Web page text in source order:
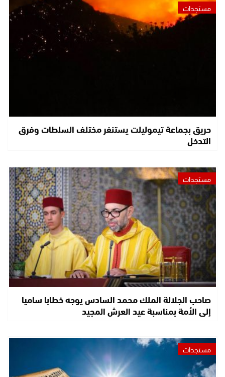
مستجدات
حريق بجماعة تيموليلت يستنفر مختلف السلطات وفرق
التدخل
مستجدات
صاحب الجلالة الملك محمد السادس يوجه خطابا ساميا
إلى الأمة بمناسبة عيد العرش المجيد
مستجدات